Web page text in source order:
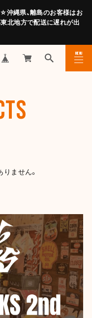
縄県、離島のお客様はお
地方で配送に遅れが出
MENU
CLOSE
ません。